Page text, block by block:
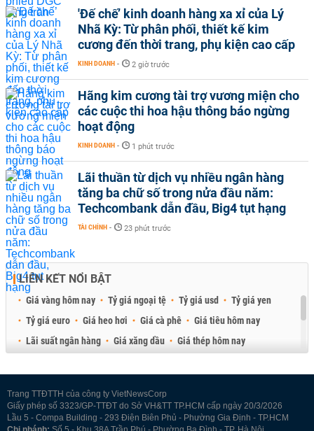
'Đế chế’ kinh doanh hàng xa xỉ của Lý
Nhã Kỳ: Từ phân phối, thiết kế kim
cương đến thời trang, phụ kiện cao cấp
KINH DOANH - 2 giờ trước
Hãng kim cương tài trợ vương miện cho
các cuộc thi hoa hậu thông báo ngừng
hoạt động
KINH DOANH - 1 phút trước
Lãi thuần từ dịch vụ nhiều ngân hàng
tăng ba chữ số trong nửa đầu năm:
Techcombank dẫn đầu, Big4 tụt hạng
TÀI CHÍNH - 23 phút trước
LIÊN KẾT NỔI BẬT
Giá vàng hôm nay Tỷ giá ngoại tệ Tỷ giá usd
Tỷ giá yen
Tỷ giá euro
Giá heo hơi Giá cà phê
Giá tiêu hôm nay
Lãi suất ngân hàng
Giá xăng dầu
Giá thép hôm nay
Trang TTĐTTH của công ty VietNewsCorp
Giấy phép số 3323/GP-TTĐT do Sở VH&TT TP.HCM cấp ngày 20/3/2026
Lầu 5 - Compa Building - 293 Điện Biên Phủ - Phường Gia Định - TP.HCM